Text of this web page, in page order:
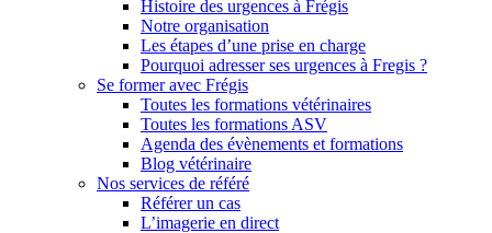
Histoire des urgences à Frégis
Notre organisation
Les étapes d’une prise en charge
Pourquoi adresser ses urgences à Fregis ?
Se former avec Frégis
Toutes les formations vétérinaires
Toutes les formations ASV
Agenda des évènements et formations
Blog vétérinaire
Nos services de référé
Référer un cas
L’imagerie en direct